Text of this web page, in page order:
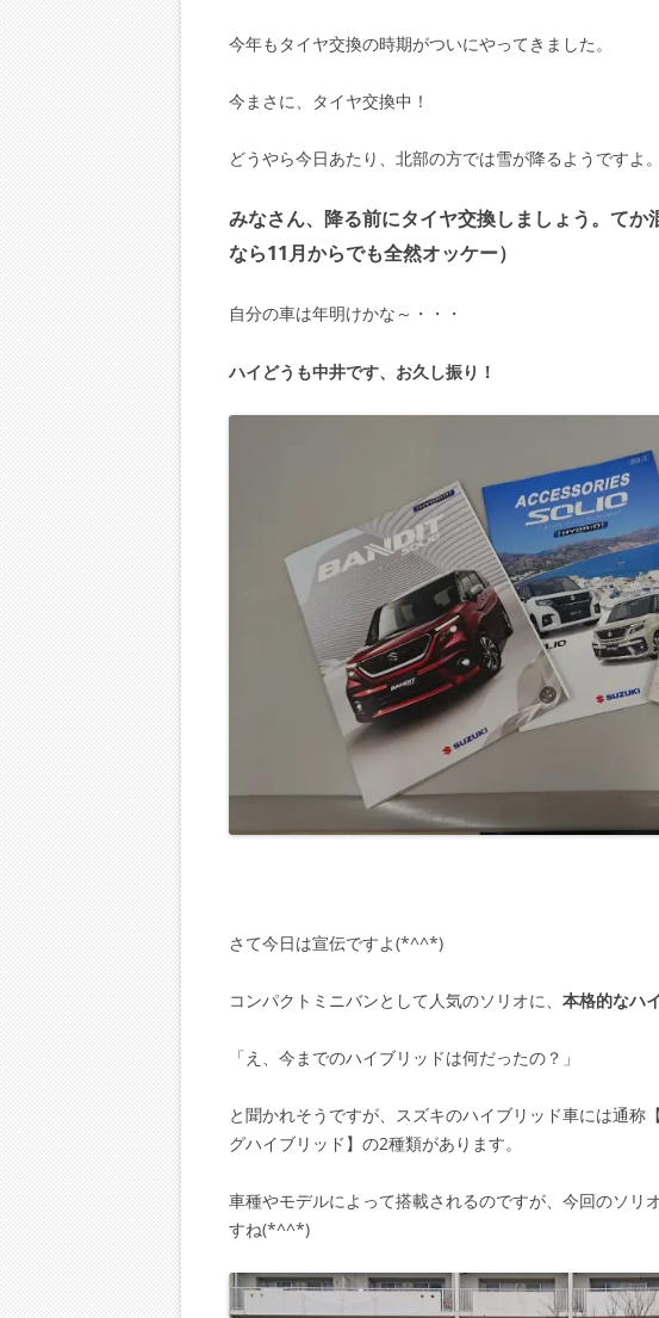
今年もタイヤ交換の時期がついにやってきました。
今まさに、タイヤ交換中！
どうやら今日あたり、北部の方では雪が降るようですよ。
みなさん、降る前にタイヤ交換しましょう。て
なら11月からでも全然オッケー）
自分の車は年明けかな～・・・
ハイどうも中井です、お久し振り！
さて今日は宣伝ですよ(*^^*)
コンパクトミニバンとして人気のソリオに、 本格的なハ
「え、今までのハイブリッドは何だったの？」
と聞かれそうですが、スズキのハイブリッド車には通称
グハイブリッド】の2種類があります。
車種やモデルによって搭載されるのですが、今回のソリ
すね(*^^*)